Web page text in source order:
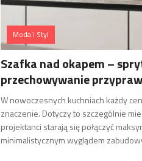
Moda i Styl
Szafka nad okapem –
przechowywanie
W nowoczesnych kuchniach każdy
znaczenie. Dotyczy to szczególnie
projektanci starają się połączyć
minimalistycznym wyglądem